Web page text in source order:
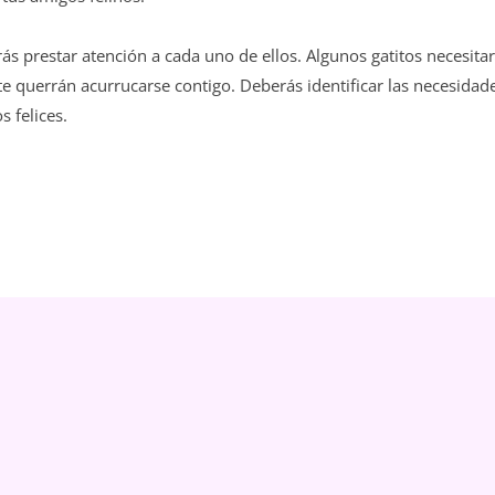
prestar atención a cada uno de ellos. Algunos gatitos
acurrucarse contigo. Deberás identificar las
felices.